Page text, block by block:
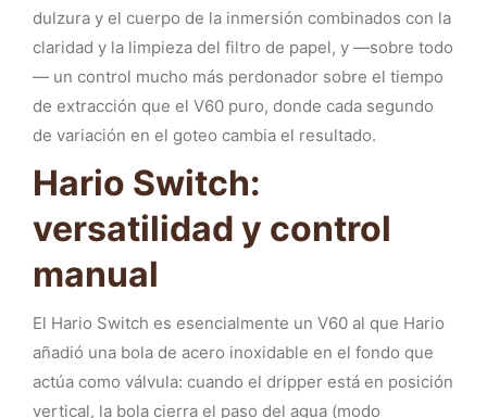
dulzura y el cuerpo de la inmersión combinados con la
claridad y la limpieza del filtro de papel, y —sobre todo
— un control mucho más perdonador sobre el tiempo
de extracción que el V60 puro, donde cada segundo
de variación en el goteo cambia el resultado.
Hario Switch:
versatilidad y control
manual
El Hario Switch es esencialmente un V60 al que Hario
añadió una bola de acero inoxidable en el fondo que
actúa como válvula: cuando el dripper está en posición
vertical, la bola cierra el paso del agua (modo